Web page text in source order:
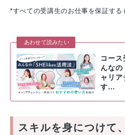
*すべての受講生のお仕事を保証する
あわせて読みたい
コー
んな
ャリ
す…
スキルを身につけて